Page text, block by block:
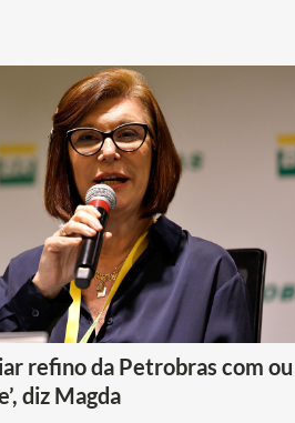
refino da Petrobras com ou
diz Magda